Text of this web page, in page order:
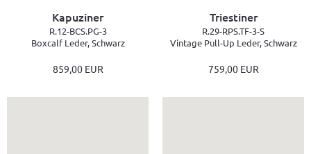
Kapuziner
R.12-BCS.PG-3
Boxcalf Leder, Schwarz
859,00 EUR
Triestiner
R.29-RPS.TF-3-S
Vintage Pull-Up Leder, Schwarz
759,00 EUR